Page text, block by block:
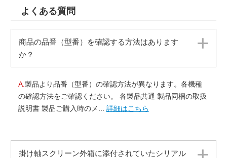
よくある質問
商品の品番（型番）を確認する方法はあります
か？
A. 製品より品番（型番）の確認方法が異なります。各機種
の確認方法をご確認ください。 各製品共通 製品同梱の取扱
説明書 製品ご購入時のメ... 詳細はこちら
掛け軸スクリーン外箱に添付されていたシリアル